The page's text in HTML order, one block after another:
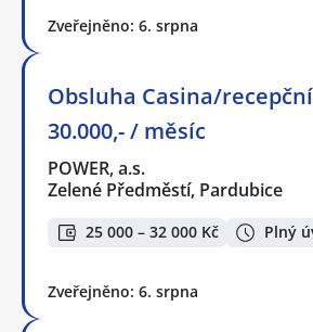
Zveřejněno: 6. srpna
Obsluha Casina/
30.000,- / měsíc
POWER, a.s.
Zelené Předměstí, Pardubice
25 000 – 32 000 Kč Plný
Zveřejněno: 6. srpna